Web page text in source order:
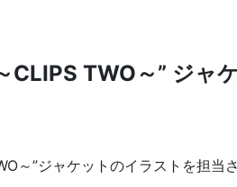
CLIPS TWO～” ジャ
～”ジャケットのイラストを担当